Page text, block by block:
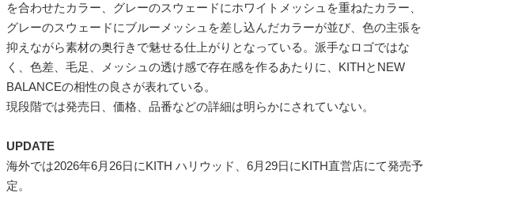
を合わせたカラー、グレーのスウェードにホワイトメッシュを重ねたカラー、
グレーのスウェードにブルーメッシュを差し込んだカラーが並び、色の主張を
抑えながら素材の奥行きで魅せる仕上がりとなっている。派手なロゴではな
く、色差、毛足、メッシュの透け感で存在感を作るあたりに、KITHとNEW
BALANCEの相性の良さが表れている。
現段階では発売日、価格、品番などの詳細は明らかにされていない。
UPDATE
海外では2026年6月26日にKITH ハリウッド、6月29日にKITH直営店にて発売予
定。